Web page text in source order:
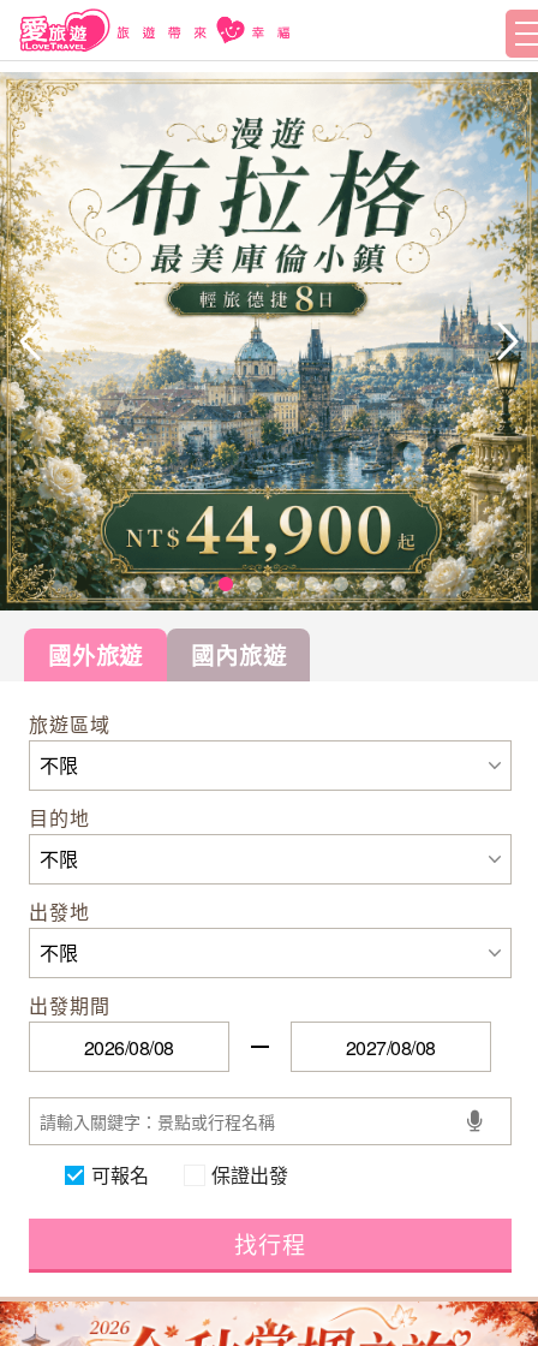
國外旅遊 國內旅遊
旅遊區域
目的地
出發地
出發期間
可報名 保證出發
找行程